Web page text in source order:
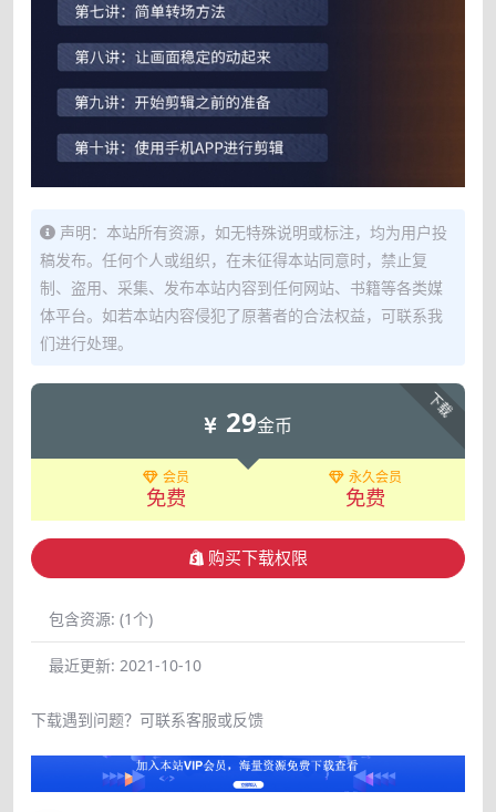
声明：本站所有资源，如无特殊说明或标注，均为用户投
稿发布。任何个人或组织，在未征得本站同意时，禁止复
制、盗用、采集、发布本站内容到任何网站、书籍等各类媒
体平台。如若本站内容侵犯了原著者的合法权益，可联系我
们进行处理。
下载
29金币
会员
免费
永久会员
免费
购买下载权限
包含资源: (1个)
最近更新: 2021-10-10
下载遇到问题？可联系客服或反馈